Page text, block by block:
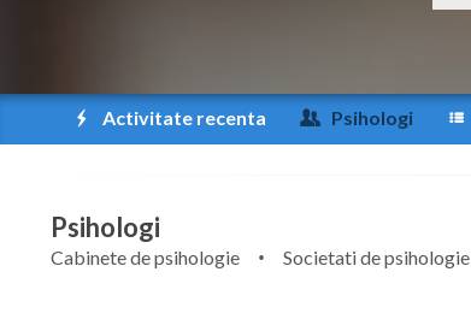
Activitate recenta Psihologi
Psihologi
Cabinete de psihologie Societati de psihologie